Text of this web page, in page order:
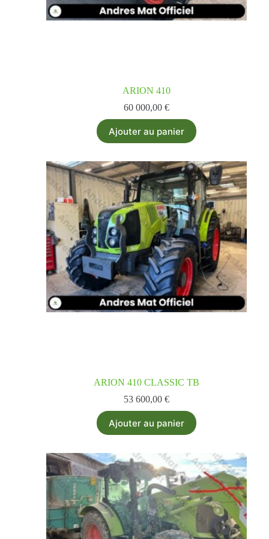
ARION 410
60 000,00 €
Ajouter au panier
ARION 410 CLASSIC TB
53 600,00 €
Ajouter au panier